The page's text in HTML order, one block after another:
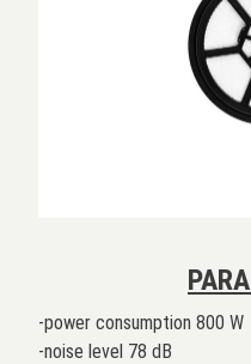
-power consumption 800 W
-noise level 78 dB